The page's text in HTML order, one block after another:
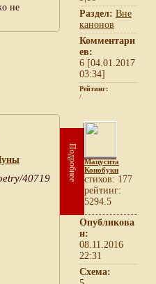
не
Раздел: Вне
канонов
Комментари
ев:
6 [04.01.2017
03:34]
Рейтинг:
/
40719 Подробнее
Мацусита
Конобуки
cтихов: 177
рейтинг:
5294.5
Опубликова
н:
08.11.2016
22:31
Схема: